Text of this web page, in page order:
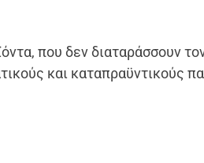
που δεν διαταράσσουν
και καταπραϋντικούς